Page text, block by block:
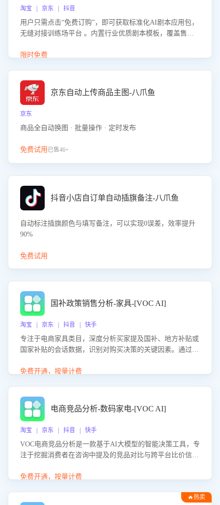
淘宝 | 京东 | 抖音
用户只需点击“免费订购”，即可获取标准化AI剧本应用包，
无缝对接训练场平台 。内置行业优质剧本模板，覆盖售前
初始化时间，助力企业快速启动智能客服训练
限时免费
京东自动上传商品主图-八爪鱼
京东
商品全自动换图 · 批量操作 · 定时发布
免费试用 已售46+
抖音小店自订单自动插旗备注-八爪鱼
自动标注插旗颜色与填写备注，可以实现0误差，效率提升
90%
免费试用
国补政策销售分析-家具-[VOC AI]
淘宝 | 京东 | 抖音 | 快手
专注于电商家具类目，深度分析买家提及国补、地方补贴或
国家补贴的会话数据，识别对购买决策的关键因素。通过AI
化策略，助力商家利用国补政策提升GMV。
免费开通，按量计费
电商竞品分析-数码家电-[VOC AI]
淘宝 | 京东 | 抖音 | 快手
VOC电商竞品分析是一款基于AI大模型的智能决策工具，专
注于挖掘消费者在咨询中提及的竞品对比与跨平台比价信
商品信息，进行多维度交叉对比，并分析消费者的比价行
企业优化营销话术、突出产品与服务优势，有效提升咨询转
免费开通，按量计费
🔥热卖